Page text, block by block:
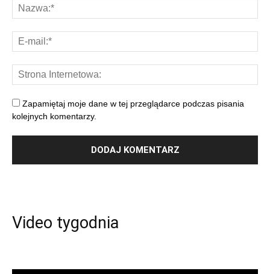
Zapamiętaj moje dane w tej przeglądarce podczas pisania
kolejnych komentarzy.
Video tygodnia